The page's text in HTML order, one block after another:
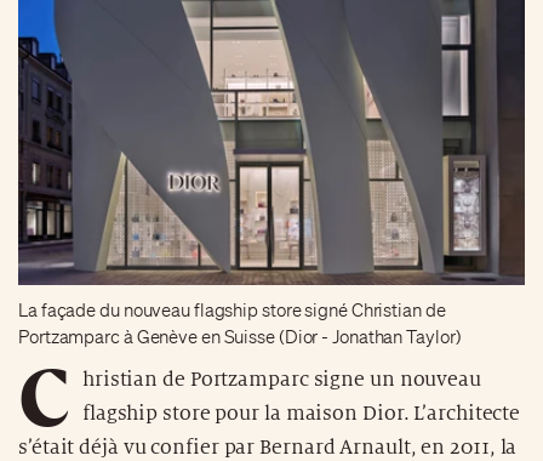
La façade du nouveau flagship store signé Christian de
Portzamparc à Genève en Suisse (Dior - Jonathan Taylor)
C
hristian de Portzamparc signe un nouveau
flagship store pour la maison Dior. L’architecte
s’était déjà vu confier par Bernard Arnault, en 2011, la